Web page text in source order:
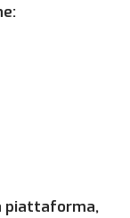
piattaforma,